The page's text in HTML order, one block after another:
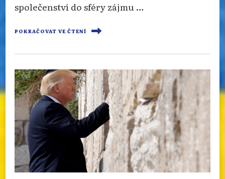
společenství do sféry zájmu …
POKRAČOVAT VE ČTENÍ